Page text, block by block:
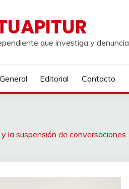
que investiga y denuncia
General Editorial Contacto
la suspensión de conversaciones